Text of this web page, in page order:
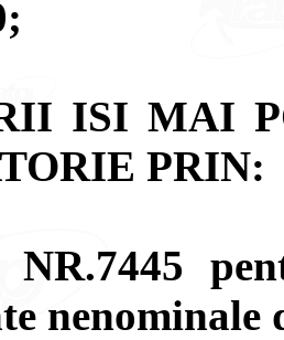
ISI MAI
PRIN: